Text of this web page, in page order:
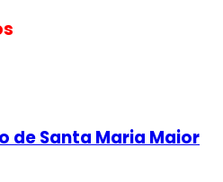
de Santa Maria Maior